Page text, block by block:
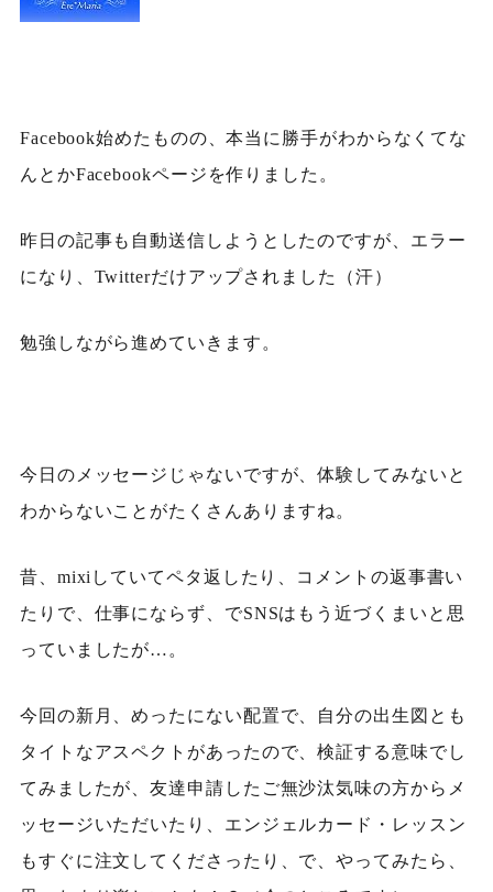
Facebook始めたものの、本当に勝手がわからなくてな
んとかFacebookページを作りました。
昨日の記事も自動送信しようとしたのですが、エラー
になり、Twitterだけアップされました（汗）
勉強しながら進めていきます。
今日のメッセージじゃないですが、体験してみないと
わからないことがたくさんありますね。
昔、mixiしていてペタ返したり、コメントの返事書い
たりで、仕事にならず、 でSNSはもう近づくまいと思
っていましたが…。
今回の新月、めったにない配置で、自分の出生図とも
タイトなアスペクトがあったので、検証する意味でし
てみましたが、友達申請したご無沙汰気味の方からメ
ッセージいただいたり、エンジェルカード・レッスン
もすぐに注文してくださったり、で、やってみたら、